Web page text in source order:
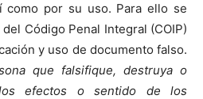
como por su uso. Para ello se
Código Penal Integral (COIP)
y uso de documento falso.
que falsifique, destruya o
efectos o sentido de los